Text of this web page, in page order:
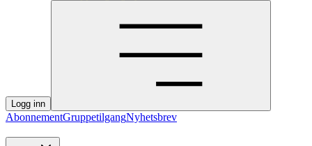
Logg inn
AbonnementGruppetilgangNyhetsbrev